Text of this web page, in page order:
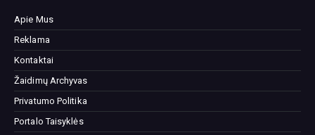
Apie Mus
Reklama
Kontaktai
Žaidimų Archyvas
Privatumo Politika
Portalo Taisyklės